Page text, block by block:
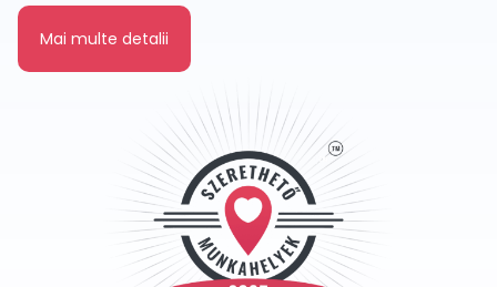
Mai multe detalii